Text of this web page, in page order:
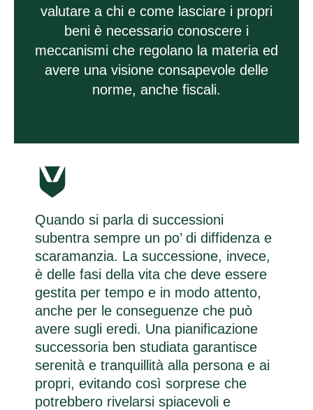
valutare a chi e come lasciare i propri
beni è necessario conoscere i
meccanismi che regolano la materia ed
avere una visione consapevole delle
norme, anche fiscali.
Quando si parla di successioni
subentra sempre un po’ di diffidenza e
scaramanzia. La successione, invece,
è delle fasi della vita che deve essere
gestita per tempo e in modo attento,
anche per le conseguenze che può
avere sugli eredi. Una pianificazione
successoria ben studiata garantisce
serenità e tranquillità alla persona e ai
propri, evitando così sorprese che
potrebbero rivelarsi spiacevoli e